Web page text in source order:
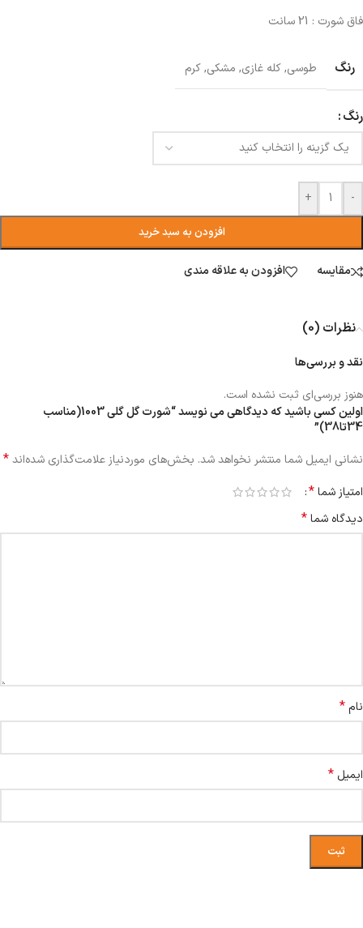
فاق شورت : 21 سانت
رنگ طوسی,کله غازی, مشکی,کرم
رنگ
-
+
افزودن به سبد خرید
مقایسه افزودن به علاقه مندی
نظرات (0)
نقد و بررسی‌ها
هنوز بررسی‌ای ثبت نشده است.
اولین کسی باشید که دیدگاهی می نویسد “شورت گل گلی 1003(مناسب
34تا38)”
نشانی ایمیل شما منتشر نخواهد شد. بخش‌های موردنیاز علامت‌گذاری شده‌اند*
امتیاز شما*
دیدگاه شما*
نام*
ایمیل *